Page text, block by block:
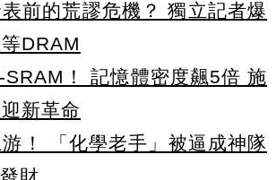
前的荒謬危機？ 獨立記者爆
DRAM
SRAM！ 記憶體密度飆5倍 施
新革命
！ 「化學老手」被逼成神隊
財